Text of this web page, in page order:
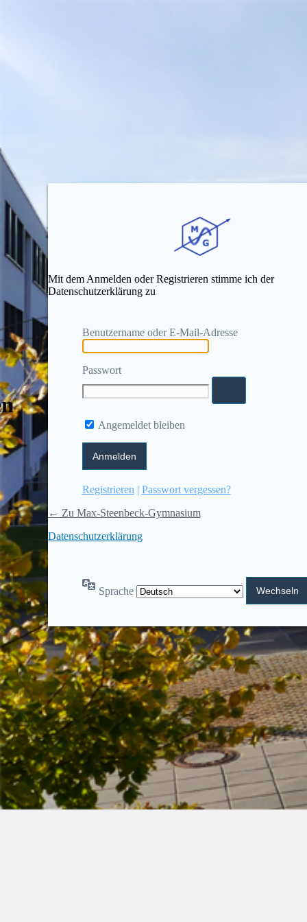
Mit dem Anmelden oder Registrieren stimme ich der
Datenschutzerklärung zu
Benutzername oder E-Mail-Adresse
Passwort
Angemeldet bleiben
Registrieren | Passwort vergessen?
← Zu Max-Steenbeck-Gymnasium
Datenschutzerklärung
Sprache